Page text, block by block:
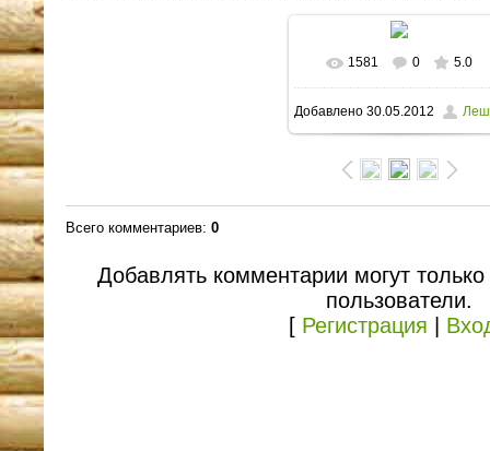
В реальном размере
1600x1169/ 194.8Kb
1581 0 5.0
Добавлено30.05.2012
Всего комментариев: 0
Добавлять комментарии могут
пользователи.
[ Регистрация